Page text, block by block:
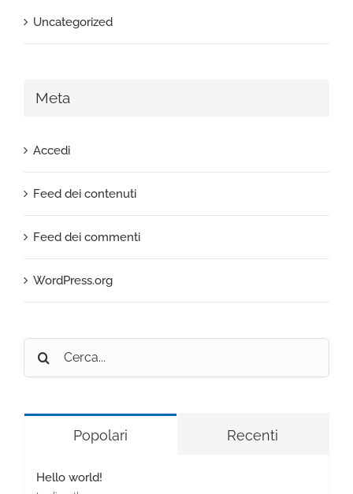
Uncategorized
Meta
Accedi
Feed dei contenuti
Feed dei commenti
WordPress.org
Cerca
per:
Popolari Recenti
Hello world!